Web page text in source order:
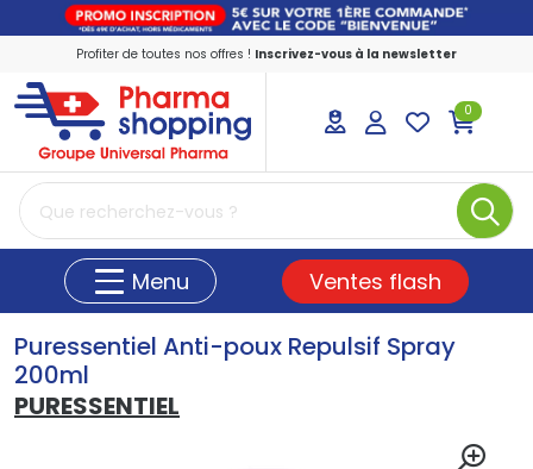
Profiter de toutes nos offres ! Inscrivez-vous à la newsletter
PharmaShopping Votre pharmacie en
0
Menu Ventes flash
Puressentiel Anti-poux Repulsif Spray
200ml
PURESSENTIEL